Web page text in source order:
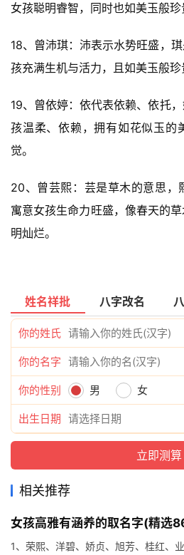
女孩聪明睿智，同时也如美玉般珍
18、曾沛琪：沛表示水势旺盛，
孩充满生机与活力，且如美玉般珍
19、曾依婷：依代表依赖、依托
孩温柔、依赖，拥有如花似玉的
觉。
20、曾芸熙：芸是草木的意思，
寓意女孩生命力旺盛，像春天的
明灿烂。
姓名祥批 八字改名
你的姓氏
你的名字
你的性别 男 女
出生日期
相关推荐
女孩高雅有涵养的取名字(精选
1、荣熙、洋碧、娇贞、旭芳、桂红、